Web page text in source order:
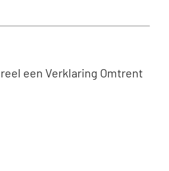
een Verklaring Omtrent